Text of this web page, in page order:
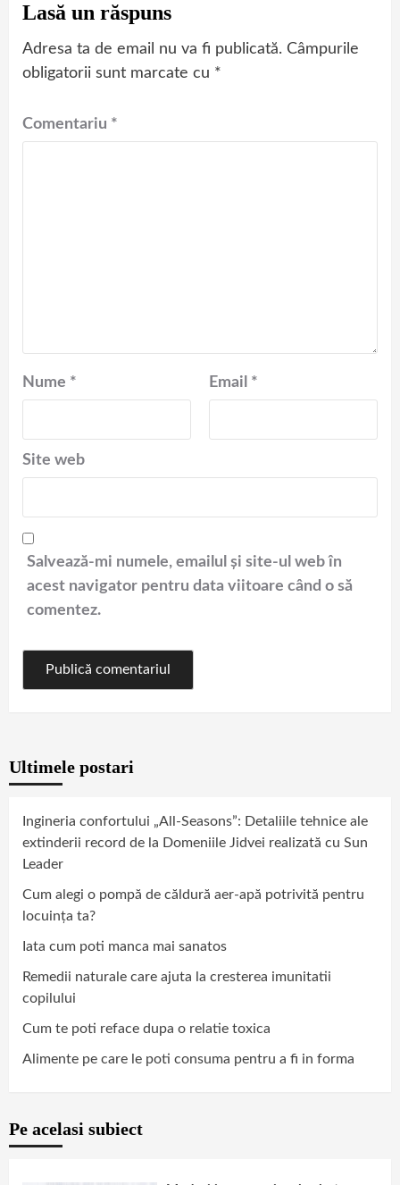
Lasă un răspuns
Adresa ta de email nu va fi publicată. Câmpurile
obligatorii sunt marcate cu *
Comentariu *
Nume * Email *
Site web
Salvează-mi numele, emailul și site-ul web în
acest navigator pentru data viitoare când o să
comentez.
Ultimele postari
Ingineria confortului „All-Seasons”: Detaliile tehnice ale
extinderii record de la Domeniile Jidvei realizată cu Sun
Leader
Cum alegi o pompă de căldură aer-apă potrivită pentru
locuința ta?
Iata cum poti manca mai sanatos
Remedii naturale care ajuta la cresterea imunitatii
copilului
Cum te poti reface dupa o relatie toxica
Alimente pe care le poti consuma pentru a fi in forma
Pe acelasi subiect